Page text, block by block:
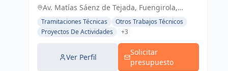
y gestiones urbanísticas. Con
Seriedad, Confianza, Rapidez y
Economía como pilares, ofrecemos
soluciones...
Av. Matías Sáenz de Tejada, Fuengirola,
España, España
Tramitaciones Técnicas
Otros Trabajos Técnicos
Proyectos De Actividades
+3
Ver Perfil
Solicitar
presupuesto